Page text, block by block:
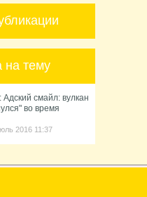
на тему
: Адский смайл: вулкан
во время
2016 11:37